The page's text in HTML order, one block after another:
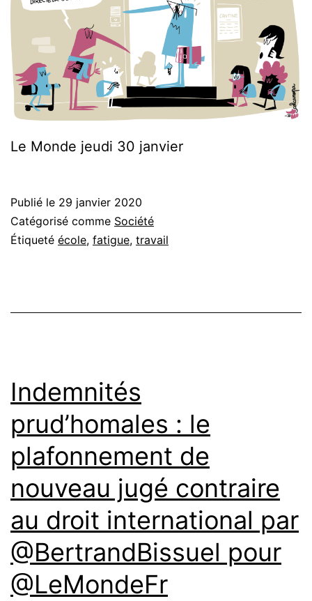
Le Monde jeudi 30 janvier
Publié le 29 janvier 2020
Catégorisé comme Société
Étiqueté école, fatigue, travail
Indemnités
prud’homales : le
plafonnement de
nouveau jugé contraire
au droit international par
@BertrandBissuel pour
@LeMondeFr